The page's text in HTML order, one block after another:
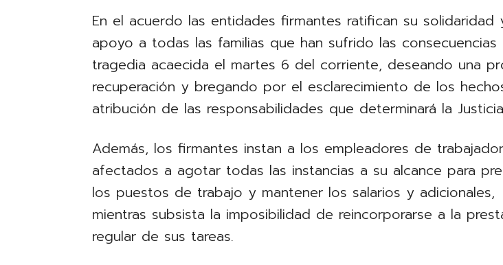
En el acuerdo las entidades firmantes ratifican su solidaridad
apoyo a todas las familias que han sufrido las consecuencias
tragedia acaecida el martes 6 del corriente, deseando una
recuperación y bregando por el esclarecimiento de los
atribución de las responsabilidades que determinará la
Además, los firmantes instan a los empleadores de
afectados a agotar todas las instancias a su alcance para
los puestos de trabajo y mantener los salarios y adicionales,
mientras subsista la imposibilidad de reincorporarse a la
regular de sus tareas.